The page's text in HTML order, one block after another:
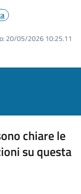
20/05/2026 10:25.11
chiare le
su questa